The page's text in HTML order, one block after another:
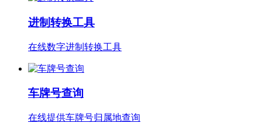
进制转换工具
在线数字进制转换工具
车牌号查询
在线提供车牌号归属地查询